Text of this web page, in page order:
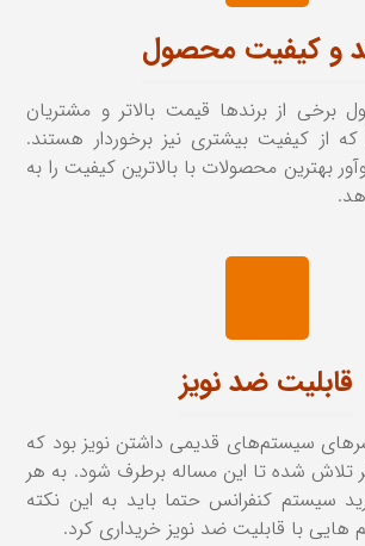
و کیفیت محصول
از برندها قیمت بالاتر و مشتریان
که از کیفیت بیشتری نیز برخوردار هستند.
بهترین محصولات با بالاترین کیفیت را به
قابلیت ضد نویز
سیستم‌های قدیمی داشتن نویز بود که
تلاش شده تا این مساله برطرف شود. به هر
سیستم کنفرانس حتما باید به این نکته
با قابلیت ضد نویز خریداری کرد.